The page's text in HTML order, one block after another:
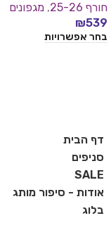
חורף 25-26
, מגפונים
₪539
בחר אפשרויות
דף הבית
סניפים
SALE
אודות - סיפור מותג
בלוג